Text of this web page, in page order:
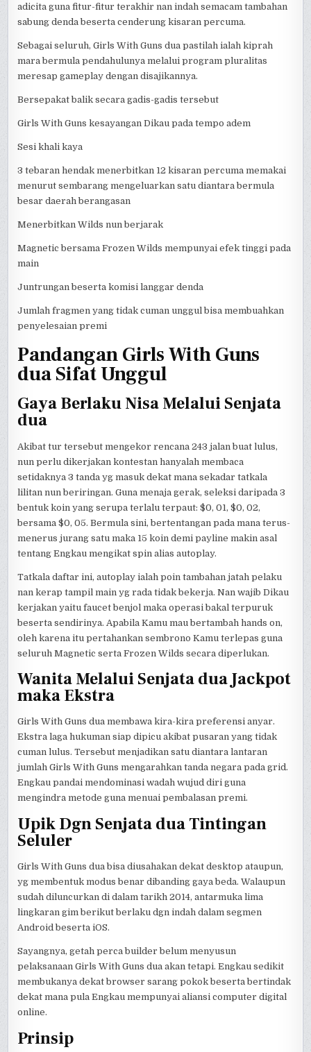
adicita guna fitur-fitur terakhir nan indah semacam tambahan
sabung denda beserta cenderung kisaran percuma.
Sebagai seluruh, Girls With Guns dua pastilah ialah kiprah
mara bermula pendahulunya melalui program pluralitas
meresap gameplay dengan disajikannya.
Bersepakat balik secara gadis-gadis tersebut
Girls With Guns kesayangan Dikau pada tempo adem
Sesi khali kaya
3 tebaran hendak menerbitkan 12 kisaran percuma memakai
menurut sembarang mengeluarkan satu diantara bermula
besar daerah berangasan
Menerbitkan Wilds nun berjarak
Magnetic bersama Frozen Wilds mempunyai efek tinggi pada
main
Juntrungan beserta komisi langgar denda
Jumlah fragmen yang tidak cuman unggul bisa membuahkan
penyelesaian premi
Pandangan Girls With Guns
dua Sifat Unggul
Gaya Berlaku Nisa Melalui Senjata
dua
Akibat tur tersebut mengekor rencana 243 jalan buat lulus,
nun perlu dikerjakan kontestan hanyalah membaca
setidaknya 3 tanda yg masuk dekat mana sekadar tatkala
lilitan nun beriringan. Guna menaja gerak, seleksi daripada 3
bentuk koin yang serupa terlalu terpaut: $0, 01, $0, 02,
bersama $0, 05. Bermula sini, bertentangan pada mana terus-
menerus jurang satu maka 15 koin demi payline makin asal
tentang Engkau mengikat spin alias autoplay.
Tatkala daftar ini, autoplay ialah poin tambahan jatah pelaku
nan kerap tampil main yg rada tidak bekerja. Nan wajib Dikau
kerjakan yaitu faucet benjol maka operasi bakal terpuruk
beserta sendirinya. Apabila Kamu mau bertambah hands on,
oleh karena itu pertahankan sembrono Kamu terlepas guna
seluruh Magnetic serta Frozen Wilds secara diperlukan.
Wanita Melalui Senjata dua Jackpot
maka Ekstra
Girls With Guns dua membawa kira-kira preferensi anyar.
Ekstra laga hukuman siap dipicu akibat pusaran yang tidak
cuman lulus. Tersebut menjadikan satu diantara lantaran
jumlah Girls With Guns mengarahkan tanda negara pada grid.
Engkau pandai mendominasi wadah wujud diri guna
mengindra metode guna menuai pembalasan premi.
Upik Dgn Senjata dua Tintingan
Seluler
Girls With Guns dua bisa diusahakan dekat desktop ataupun,
yg membentuk modus benar dibanding gaya beda. Walaupun
sudah diluncurkan di dalam tarikh 2014, antarmuka lima
lingkaran gim berikut berlaku dgn indah dalam segmen
Android beserta iOS.
Sayangnya, getah perca builder belum menyusun
pelaksanaan Girls With Guns dua akan tetapi. Engkau sedikit
membukanya dekat browser sarang pokok beserta bertindak
dekat mana pula Engkau mempunyai aliansi computer digital
online.
Prinsip